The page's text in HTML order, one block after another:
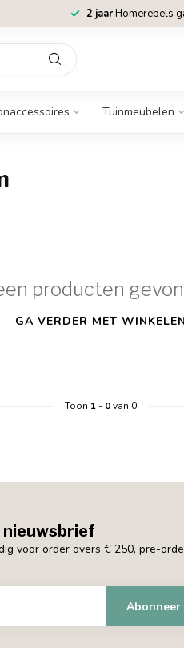
2 jaarHomerebels
Tuinmeubelen
producten
GA VERDER MET WINKELEN
Toon 1- 0van 0
nieuwsbrief
voor order overs € 250, pre-
Abonneer